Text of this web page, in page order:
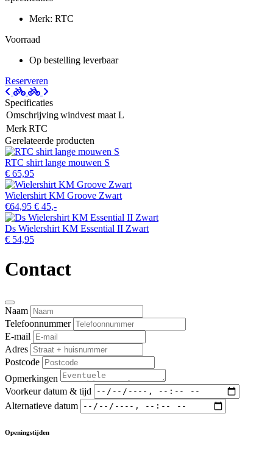
Merk: RTC
Voorraad
Op bestelling leverbaar
Reserveren
Specificaties
Omschrijvingwindvest maat L
MerkRTC
Gerelateerde producten
RTC shirt lange mouwen S
€ 65,95
Wielershirt KM Groove Zwart
€64,95 € 45,-
Ds Wielershirt KM Essential II Zwart
€ 54,95
Contact
Naam
Telefoonnummer
E-mail
Adres
Postcode
Opmerkingen
Voorkeur datum & tijd
Alternatieve datum
Openingstijden